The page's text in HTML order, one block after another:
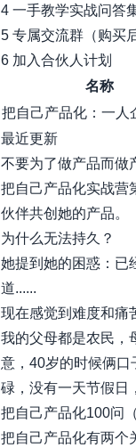
4 一手教学实战问答
5 专属交流群（购买
6 加入合伙人计划
名称
把自己产品化：一人
最近更新
不要为了做产品而做
把自己产品化实战营
伙伴共创她的产品。
为什么无法持久？
她提到她的困惑：已
道......
现在感觉到难度和痛
我的父母都是农民，
意，40岁的时候俩口
碌，没有一天节假日
把自己产品化100问
把自己产品化有两个